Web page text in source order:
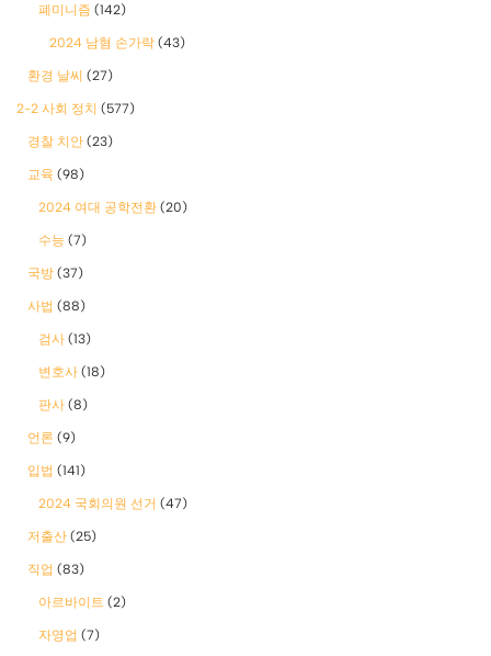
폐미니즘 (142)
2024 남혐 손가락 (43)
환경 날씨 (27)
2-2 사회 정치 (577)
경찰 치안 (23)
교육 (98)
2024 여대 공학전환 (20)
수능 (7)
국방 (37)
사법 (88)
검사 (13)
변호사 (18)
판사 (8)
언론 (9)
입법 (141)
2024 국회의원 선거 (47)
저출산 (25)
직업 (83)
아르바이트 (2)
자영업 (7)